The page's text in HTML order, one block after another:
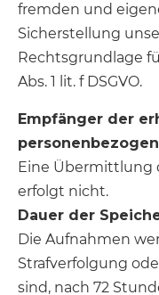
fremden und
Sicherstellung
Rechtsgrundlage
Abs. 1 lit. f DSGVO.
Empfänger der
Eine Übermittlung
erfolgt nicht.
Dauer der
Die Aufnahmen
Strafverfolgung
sind, nach 72